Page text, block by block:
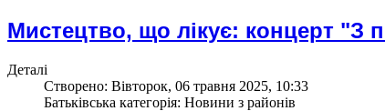
Мистецтво, що лікує: концерт "З
Деталі
Створено: Вівторок, 06 травня 2025, 10:33
Батьківська категорія: Новини з районів